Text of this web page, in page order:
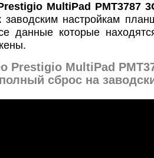
MultiPad PMT3787
заводским настройкам
данные которые
Prestigio MultiPad
полный сброс на